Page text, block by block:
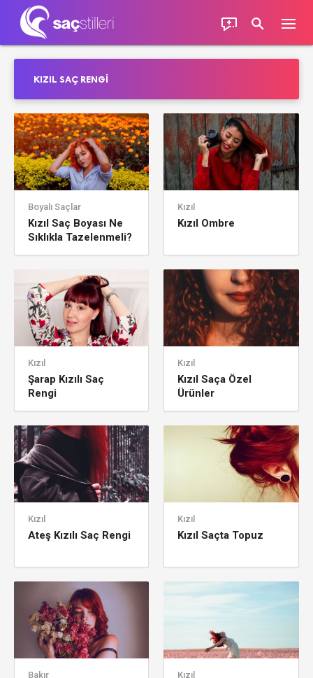
KIZIL SAÇ RENGI
Boyalı Saçlar
Kızıl Saç Boyası Ne
Sıklıkla Tazelenmeli?
Kızıl
Kızıl Ombre
Kızıl
Şarap Kızılı Saç
Rengi
Kızıl
Kızıl Saça Özel
Ürünler
Kızıl
Ateş Kızılı Saç Rengi
Kızıl
Kızıl Saçta Topuz
Bakır Kızıl